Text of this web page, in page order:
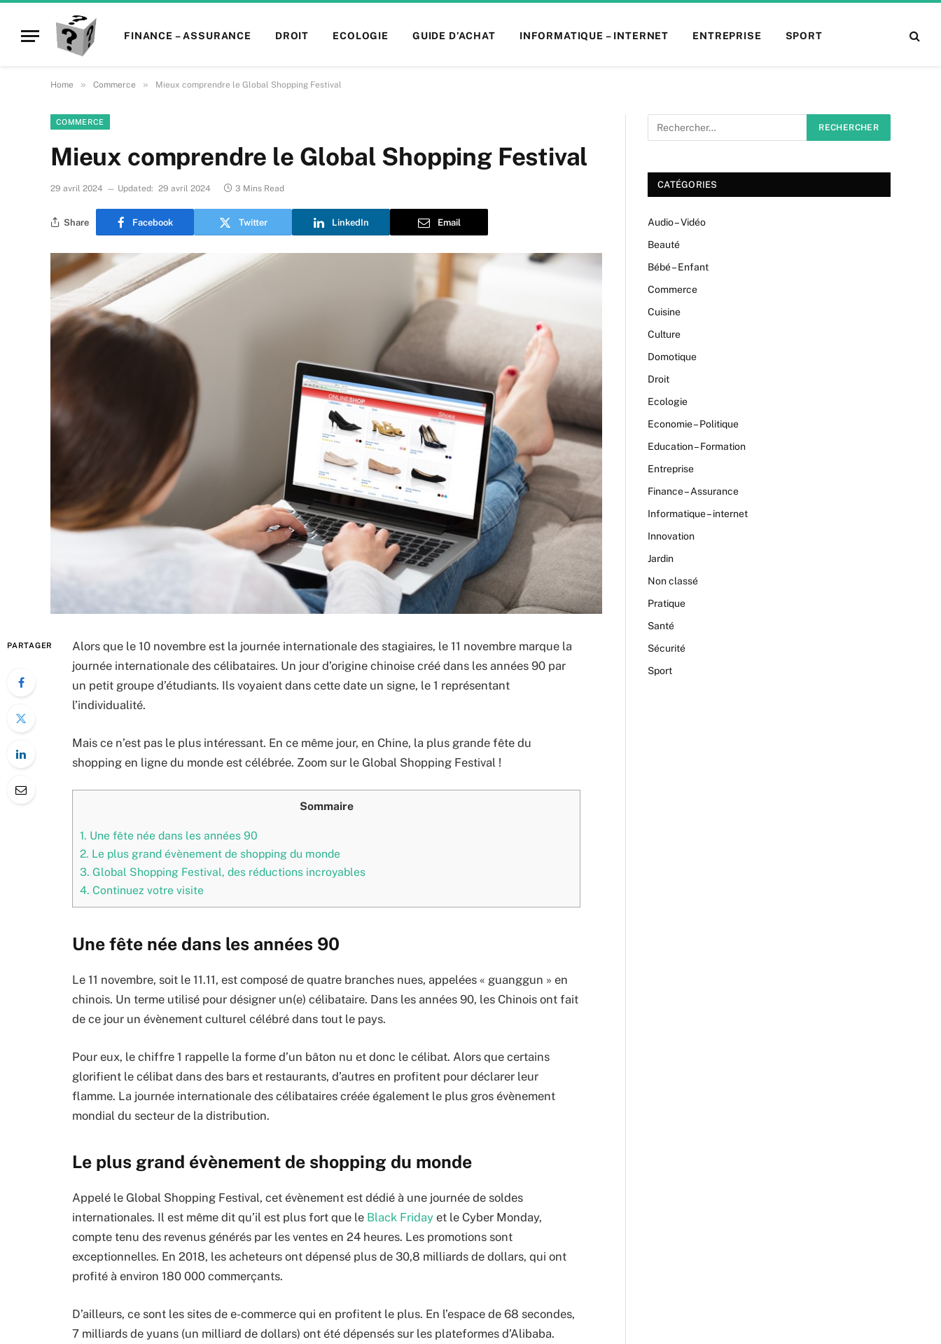
FINANCE – ASSURANCE DROIT ECOLOGIE GUIDE D’ACHAT INFORMATIQUE – INTERNET ENTREPRISE SPORT
Home » Commerce » Mieux comprendre le Global Shopping Festival
COMMERCE
Mieux comprendre le Global Shopping Festival
29 avril 2024 Updated: 29 avril 2024 3 Mins Read
Share Facebook Twitter LinkedIn Email
PARTAGER
Alors que le 10 novembre est la journée internationale des stagiaires, le 11 novembre marque la
journée internationale des célibataires. Un jour d’origine chinoise créé dans les années 90 par
un petit groupe d’étudiants. Ils voyaient dans cette date un signe, le 1 représentant
l’individualité.
Mais ce n’est pas le plus intéressant. En ce même jour, en Chine, la plus grande fête du
shopping en ligne du monde est célébrée. Zoom sur le Global Shopping Festival !
Sommaire
1. Une fête née dans les années 90
2. Le plus grand évènement de shopping du monde
3. Global Shopping Festival, des réductions incroyables
4. Continuez votre visite
Une fête née dans les années 90
Le 11 novembre, soit le 11.11, est composé de quatre branches nues, appelées « guanggun » en
chinois. Un terme utilisé pour désigner un(e) célibataire. Dans les années 90, les Chinois ont fait
de ce jour un évènement culturel célébré dans tout le pays.
Pour eux, le chiffre 1 rappelle la forme d’un bâton nu et donc le célibat. Alors que certains
glorifient le célibat dans des bars et restaurants, d’autres en profitent pour déclarer leur
flamme. La journée internationale des célibataires créée également le plus gros évènement
mondial du secteur de la distribution.
Le plus grand évènement de shopping du monde
Appelé le Global Shopping Festival, cet évènement est dédié à une journée de soldes
internationales. Il est même dit qu’il est plus fort que le Black Friday et le Cyber Monday,
compte tenu des revenus générés par les ventes en 24 heures. Les promotions sont
exceptionnelles. En 2018, les acheteurs ont dépensé plus de 30,8 milliards de dollars, qui ont
profité à environ 180 000 commerçants.
D’ailleurs, ce sont les sites de e-commerce qui en profitent le plus. En l’espace de 68 secondes,
7 milliards de yuans (un milliard de dollars) ont été dépensés sur les plateformes d’Alibaba.
CATÉGORIES
Audio – Vidéo
Beauté
Bébé – Enfant
Commerce
Cuisine
Culture
Domotique
Droit
Ecologie
Economie – Politique
Education – Formation
Entreprise
Finance – Assurance
Informatique – internet
Innovation
Jardin
Non classé
Pratique
Santé
Sécurité
Sport